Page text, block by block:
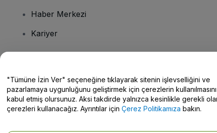
Haber Merkezi
Kariyer
Yardım Merkezi / Bize Ulaşın
"Tümüne İzin Ver" seçeneğine tıklayarak sitenin işlevselliğini ve
pazarlamaya uygunluğunu geliştirmek için çerezlerin kullanılmasını
kabul etmiş olursunuz. Aksi takdirde yalnızca kesinlikle gerekli
çerezleri kullanacağız. Ayrıntılar için Çerez Politikamıza bakın.